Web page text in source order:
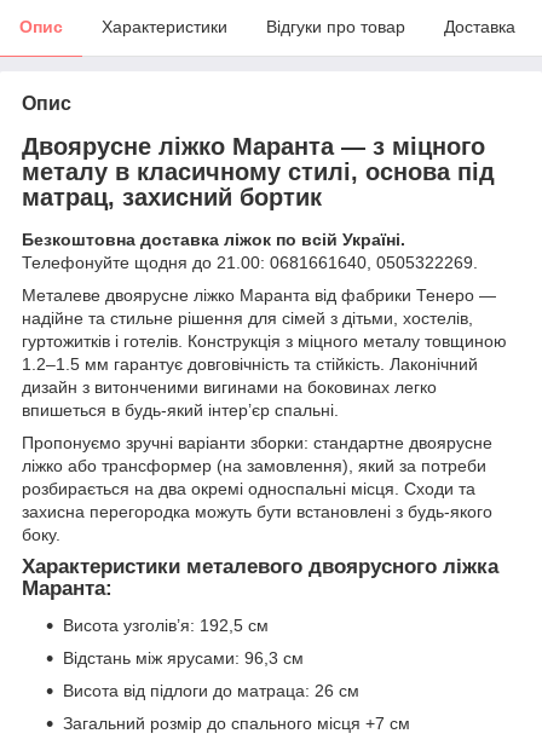
Опис Характеристики Відгуки про товар Доставка
Опис
Двоярусне ліжко Маранта — з міцного
металу в класичному стилі, основа під
матрац, захисний бортик
Безкоштовна доставка ліжок по всій Україні.
Телефонуйте щодня до 21.00: 0681661640, 0505322269.
Металеве двоярусне ліжко Маранта від фабрики Тенеро —
надійне та стильне рішення для сімей з дітьми, хостелів,
гуртожитків і готелів. Конструкція з міцного металу товщиною
1.2–1.5 мм гарантує довговічність та стійкість. Лаконічний
дизайн з витонченими вигинами на боковинах легко
впишеться в будь-який інтер’єр спальні.
Пропонуємо зручні варіанти зборки: стандартне двоярусне
ліжко або трансформер (на замовлення), який за потреби
розбирається на два окремі односпальні місця. Сходи та
захисна перегородка можуть бути встановлені з будь-якого
боку.
Характеристики металевого двоярусного ліжка
Маранта:
Висота узголів’я: 192,5 см
Відстань між ярусами: 96,3 см
Висота від підлоги до матраца: 26 см
Загальний розмір до спального місця +7 см